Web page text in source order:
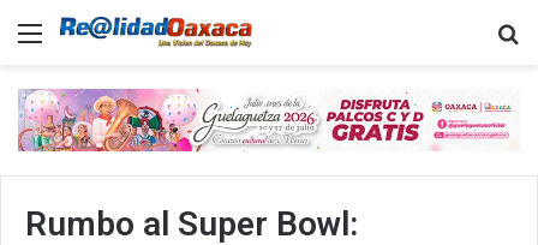
Menu
Rumbo al Super Bowl: